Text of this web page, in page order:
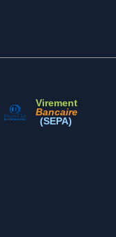
Virement
Bancaire
(SEPA)